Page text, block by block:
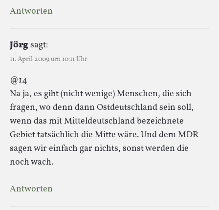
Antworten
Jörgsagt:
11. April 2009 um 10:11 Uhr
@14
Na ja, es gibt (nicht wenige) Menschen, die sich
fragen, wo denn dann Ostdeutschland sein soll,
wenn das mit Mitteldeutschland bezeichnete
Gebiet tatsächlich die Mitte wäre. Und dem MDR
sagen wir einfach gar nichts, sonst werden die
noch wach.
Antworten